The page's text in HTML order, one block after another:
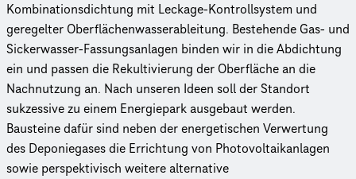
Kombinationsdichtung mit Leckage-Kontrollsystem und
geregelter Oberflächenwasserableitung. Bestehende Gas- und
Sickerwasser-Fassungsanlagen binden wir in die Abdichtung
ein und passen die Rekultivierung der Oberfläche an die
Nachnutzung an. Nach unseren Ideen soll der Standort
sukzessive zu einem Energiepark ausgebaut werden.
Bausteine dafür sind neben der energetischen Verwertung
des Deponiegases die Errichtung von Photovoltaikanlagen
sowie perspektivisch weitere alternative